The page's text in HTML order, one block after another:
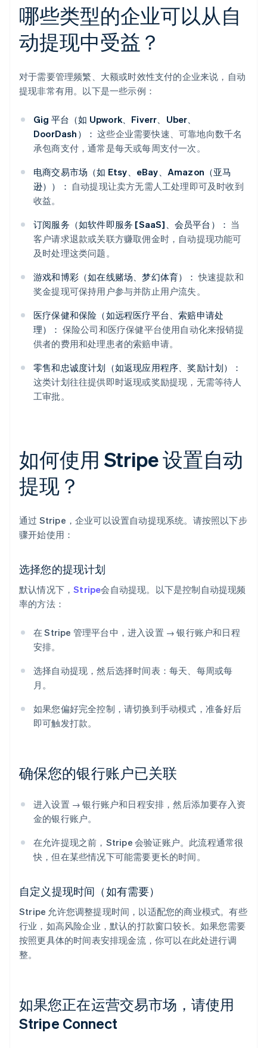
哪些类型的企业可以从自
动提现中受益？
对于需要管理频繁、大额或时效性支付的企业来说，自动
提现非常有用。以下是一些示例：
Gig 平台（如 Upwork、Fiverr、Uber、
DoorDash）： 这些企业需要快速、可靠地向数千名
承包商支付，通常是每天或每周支付一次。
电商交易市场（如 Etsy、eBay、Amazon（亚马
逊））： 自动提现让卖方无需人工处理即可及时收到
收益。
订阅服务（如软件即服务 [SaaS]、会员平台）： 当
客户请求退款或关联方赚取佣金时，自动提现功能可
及时处理这类问题。
游戏和博彩（如在线赌场、梦幻体育）： 快速提款和
奖金提现可保持用户参与并防止用户流失。
医疗保健和保险（如远程医疗平台、索赔申请处
理）： 保险公司和医疗保健平台使用自动化来报销提
供者的费用和处理患者的索赔申请。
零售和忠诚度计划（如返现应用程序、奖励计划）：
这类计划往往提供即时返现或奖励提现，无需等待人
工审批。
如何使用 Stripe 设置自动
提现？
通过 Stripe，企业可以设置自动提现系统。请按照以下步
骤开始使用：
选择您的提现计划
默认情况下，Stripe会自动提现。以下是控制自动提现频
率的方法：
在 Stripe 管理平台中，进入设置 → 银行账户和日程
安排。
选择自动提现，然后选择时间表：每天、每周或每
月。
如果您偏好完全控制，请切换到手动模式，准备好后
即可触发打款。
确保您的银行账户已关联
进入设置 → 银行账户和日程安排，然后添加要存入资
金的银行账户。
在允许提现之前，Stripe 会验证账户。此流程通常很
快，但在某些情况下可能需要更长的时间。
自定义提现时间（如有需要）
Stripe 允许您调整提现时间，以适配您的商业模式。有些
行业，如高风险企业，默认的打款窗口较长。如果您需要
按照更具体的时间表安排现金流，你可以在此处进行调
整。
如果您正在运营交易市场，请使用
Stripe Connect